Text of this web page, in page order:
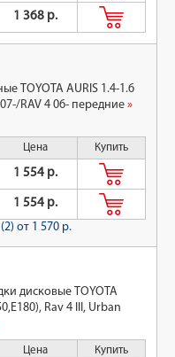
1 368 р.
TOYOTA AURIS 1.4-1.6
RAV 4 06- передние»
Цена Купить
1 554 р.
1 554 р.
от 1 570 р.
дисковые TOYOTA
Rav 4 III, Urban
Цена Купить